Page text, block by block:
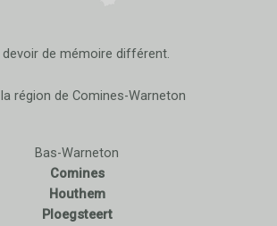
devoir de mémoire différent.
la région de Comines-Warneton
Bas-Warneton
Comines
Houthem
Ploegsteert